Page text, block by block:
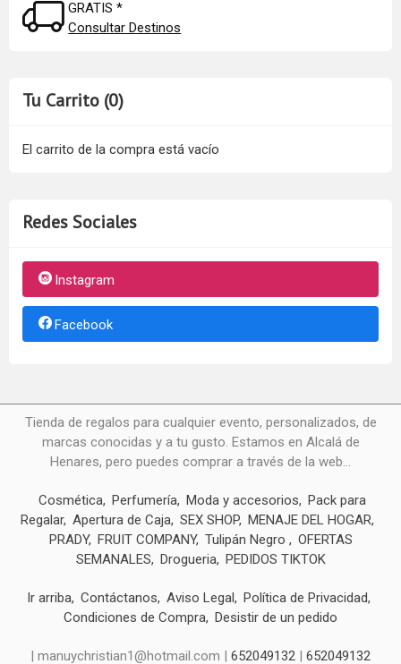
GRATIS *
Consultar Destinos
Tu Carrito (0)
El carrito de la compra está vacío
Redes Sociales
Instagram
Facebook
Tienda de regalos para cualquier evento, personalizados, de
marcas conocidas y a tu gusto. Estamos en Alcalá de
Henares, pero puedes comprar a través de la web...
Cosmética Perfumería Moda y accesorios
Pack para
Regalar Apertura de Caja SEX SHOP
MENAJE DEL HOGAR
PRADY
FRUIT COMPANY Tulipán Negro
OFERTAS
SEMANALES
Drogueria PEDIDOS TIKTOK
Ir arriba Contáctanos Aviso Legal
Política de Privacidad
Condiciones de Compra
Desistir de un pedido
| manuychristian1@hotmail.com | 652049132 652049132